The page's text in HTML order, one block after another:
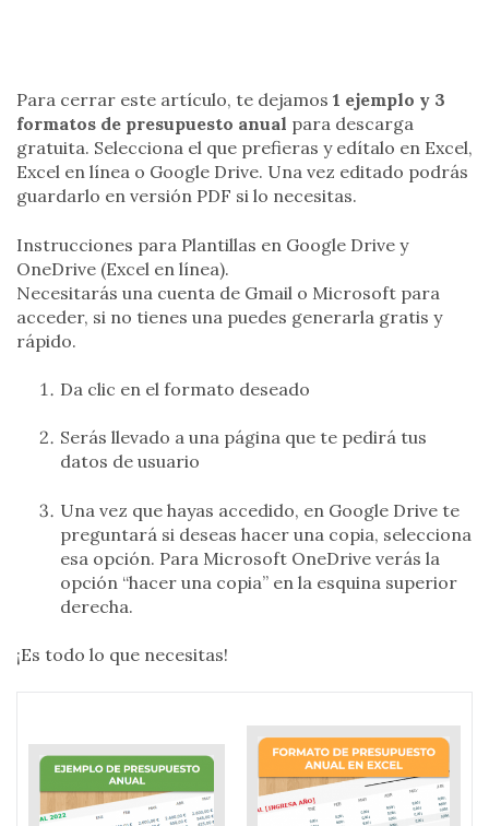
Para cerrar este artículo, te dejamos 1 ejemplo y 3
formatos de presupuesto anual para descarga
gratuita. Selecciona el que prefieras y edítalo en Excel,
Excel en línea o Google Drive. Una vez editado podrás
guardarlo en versión PDF si lo necesitas.
Instrucciones para Plantillas en Google Drive y
OneDrive (Excel en línea).
Necesitarás una cuenta de Gmail o Microsoft para
acceder, si no tienes una puedes generarla gratis y
rápido.
Da clic en el formato deseado
Serás llevado a una página que te pedirá tus
datos de usuario
Una vez que hayas accedido, en Google Drive te
preguntará si deseas hacer una copia, selecciona
esa opción. Para Microsoft OneDrive verás la
opción “hacer una copia” en la esquina superior
derecha.
¡Es todo lo que necesitas!